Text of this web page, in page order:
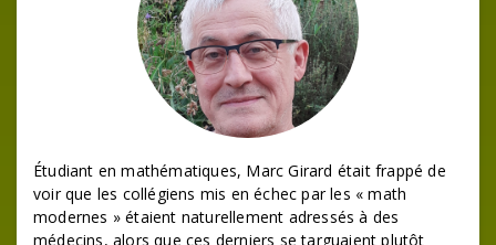
Étudiant en mathématiques, Marc Girard était frappé de
voir que les collégiens mis en échec par les « math
modernes » étaient naturellement adressés à des
médecins, alors que ces derniers se targuaient plutôt